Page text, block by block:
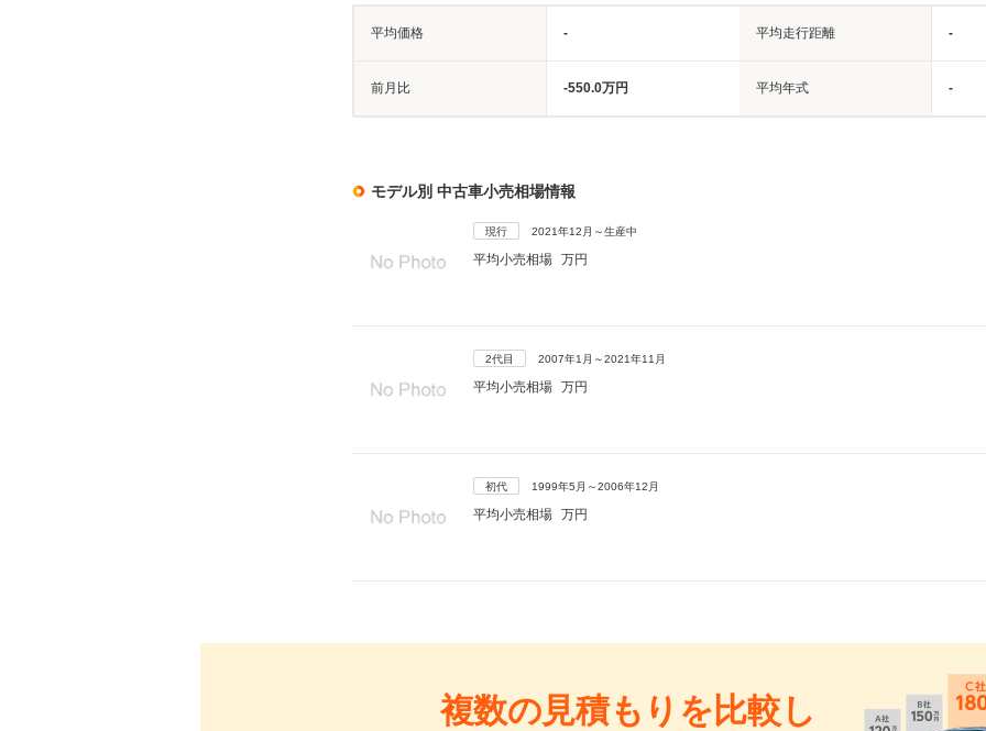
平均価格 - 平均走行距離 -
前月比 -550.0万円 平均年式 -
モデル別 中古車小売相場情報
現行 2021年12月～生産中
平均小売相場 万円
2代目 2007年1月～2021年11月
平均小売相場 万円
初代 1999年5月～2006年12月
平均小売相場 万円
複数の見積もりを比較し